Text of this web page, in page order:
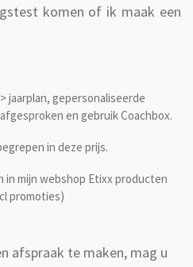
komen of ik maak een
jaarplan, gepersonaliseerde
en gebruik Coachbox.
in deze prijs.
in mijn webshop Etixx producten
promoties)
afspraak te maken, mag u